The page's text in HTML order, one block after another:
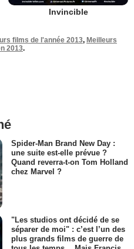
Invincible
films de l'année 2013, Meilleurs
2013.
Spider-Man Brand New Day :
une suite est-elle prévue ?
Quand reverra-t-on Tom Holland
chez Marvel ?
"Les studios ont décidé de se
séparer de moi" : c’est l’un des
plus grands films de guerre de